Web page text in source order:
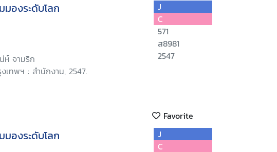
องระดับโลก
ห์ จามริก
เทพฯ : สำนักงาน, 2547.
J
C
571
ส8981
2547
Favorite
องระดับโลก
J
C